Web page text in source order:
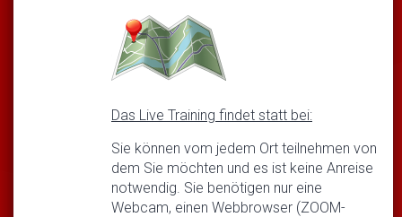
Das Live Training findet statt bei:
Sie können vom jedem Ort teilnehmen von
dem Sie möchten und es ist keine Anreise
notwendig. Sie benötigen nur eine
Webcam, einen Webbrowser (ZOOM-